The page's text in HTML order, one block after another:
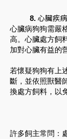
心臟疾病
心臟病狗狗需嚴
高。心臟處方飼
加對心臟有益的
若懷疑狗狗有上
斷，並依照獸醫
換處方飼料，以
許多飼主常問：